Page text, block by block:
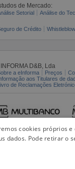
de Mercado:
Setorial Análise do
de Crédito
D&B, Lda
a eInforma Preços
aos Titulares de
de Reclamações
cookies próprios
dados. Pode retirar o